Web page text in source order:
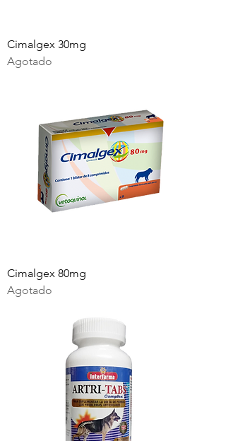
Cimalgex 30mg
Agotado
Cimalgex 80mg
Agotado